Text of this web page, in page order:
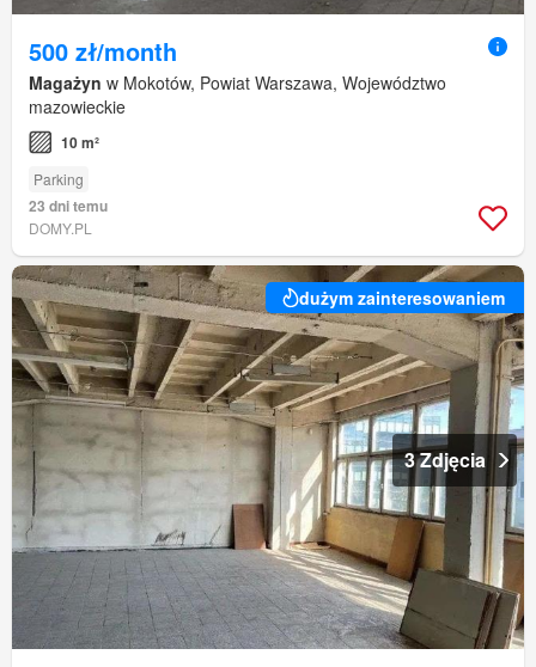
500 zł/month
Magażyn w Mokotów, Powiat Warszawa, Województwo
mazowieckie
10 m²
Parking
23 dni temu
DOMY.PL
dużym zainteresowaniem
3 Zdjęcia